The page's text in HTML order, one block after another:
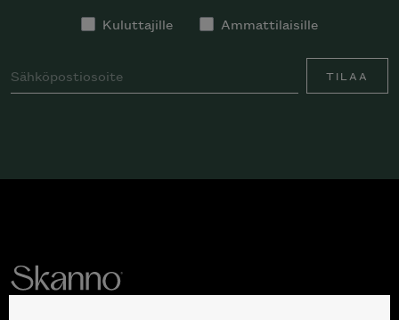
Kuluttajille Ammattilaisille
TILAA